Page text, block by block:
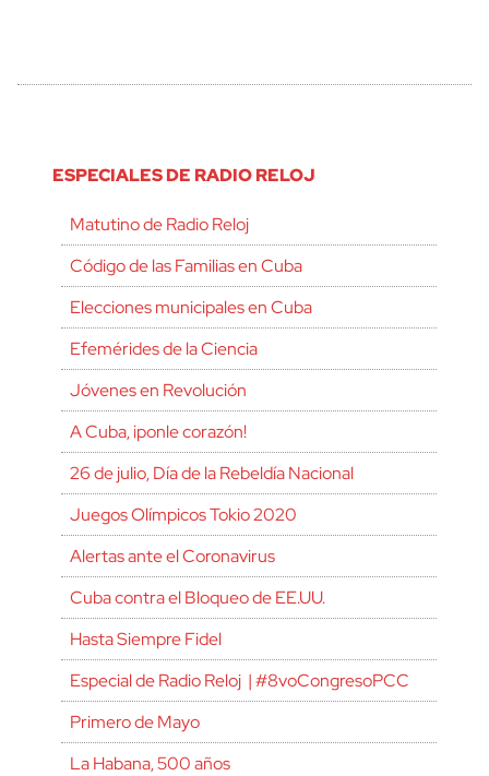
ESPECIALES DE RADIO RELOJ
Matutino de Radio Reloj
Código de las Familias en Cuba
Elecciones municipales en Cuba
Efemérides de la Ciencia
Jóvenes en Revolución
A Cuba, ¡ponle corazón!
26 de julio, Día de la Rebeldía Nacional
Juegos Olímpicos Tokio 2020
Alertas ante el Coronavirus
Cuba contra el Bloqueo de EE.UU.
Hasta Siempre Fidel
Especial de Radio Reloj | #8voCongresoPCC
Primero de Mayo
La Habana, 500 años